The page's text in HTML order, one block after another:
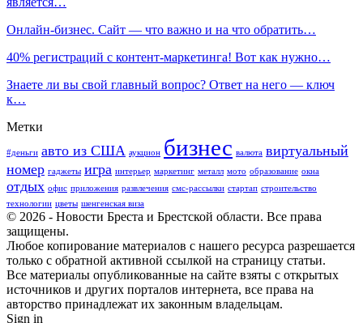
Онлайн-бизнес. Сайт — что важно и на что обратить…
40% регистраций с контент-маркетинга! Вот как нужно…
Знаете ли вы свой главный вопрос? Ответ на него — ключ
к…
Метки
#деньги авто из США аукцион бизнес валюта виртуальный
номер гаджеты игра интерьер маркетинг металл мото образование окна
отдых офис приложения развлечения смс-рассылки стартап строительство
технологии цветы шенгенская виза
© 2026 - Новости Бреста и Брестской области. Все права
защищены.
Любое копирование материалов с нашего ресурса разрешается
только с обратной активной ссылкой на страницу статьи.
Все материалы опубликованные на сайте взяты с открытых
источников и других порталов интернета, все права на
авторство принадлежат их законным владельцам.
Sign in